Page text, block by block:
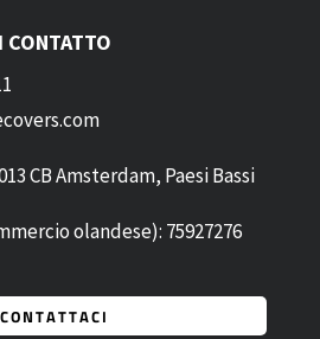
CONTATTO
CB Amsterdam, Paesi Bassi
olandese): 75927276
CONTATTACI